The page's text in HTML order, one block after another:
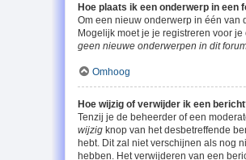
Hoe plaats ik een onderwerp in een
Om een nieuw onderwerp in één van
Mogelijk moet je je registreren voor
geen nieuwe onderwerpen in dit
Omhoog
Hoe wijzig of verwijder ik een
Tenzij je de beheerder of een
wijzig knop van het desbetreffende
hebt. Dit zal niet verschijnen als nog
hebben. Het verwijderen van een